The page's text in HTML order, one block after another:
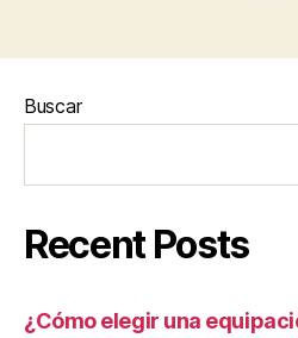
Buscar
Recent Posts
¿Cómo elegir una